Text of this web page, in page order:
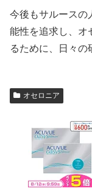
今後もサルースの
能性を追求し、オ
るために、日々の
オセロニア